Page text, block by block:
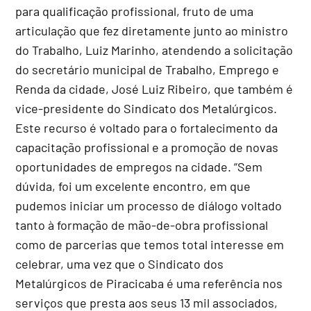
para qualificação profissional, fruto de uma
articulação que fez diretamente junto ao ministro
do Trabalho, Luiz Marinho, atendendo a solicitação
do secretário municipal de Trabalho, Emprego e
Renda da cidade, José Luiz Ribeiro, que também é
vice-presidente do Sindicato dos Metalúrgicos.
Este recurso é voltado para o fortalecimento da
capacitação profissional e a promoção de novas
oportunidades de empregos na cidade. “Sem
dúvida, foi um excelente encontro, em que
pudemos iniciar um processo de diálogo voltado
tanto à formação de mão-de-obra profissional
como de parcerias que temos total interesse em
celebrar, uma vez que o Sindicato dos
Metalúrgicos de Piracicaba é uma referência nos
serviços que presta aos seus 13 mil associados,